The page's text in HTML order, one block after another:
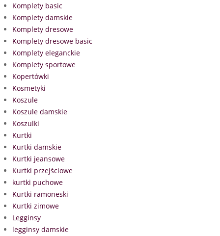
Komplety basic
Komplety damskie
Komplety dresowe
Komplety dresowe basic
Komplety eleganckie
Komplety sportowe
Kopertówki
Kosmetyki
Koszule
Koszule damskie
Koszulki
Kurtki
Kurtki damskie
Kurtki jeansowe
Kurtki przejściowe
kurtki puchowe
Kurtki ramoneski
Kurtki zimowe
Legginsy
legginsy damskie